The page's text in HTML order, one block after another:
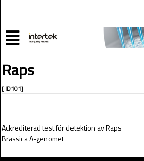
Raps
[ ID101]
Ackrediterad test för detektion av Raps
Brassica A-genomet